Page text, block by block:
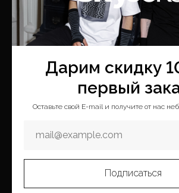
Дарим скидку
первый
Оставьте свой E-mail и получите от нас
Подписаться
Каталог
Новая коллекция
Коллекции
Оплата и
Условия